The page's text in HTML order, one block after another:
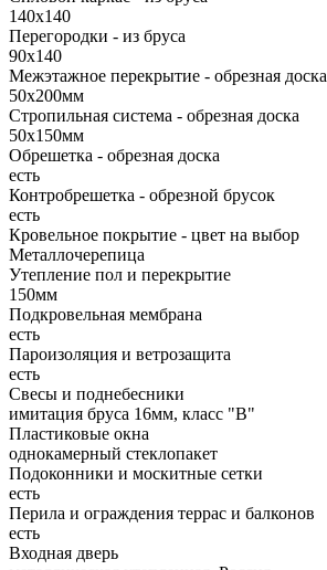
140х140
Перегородки - из бруса
90х140
Межэтажное перекрытие - обрезная доска
50х200мм
Стропильная система - обрезная доска
50х150мм
Обрешетка - обрезная доска
есть
Контробрешетка - обрезной брусок
есть
Кровельное покрытие - цвет на выбор
Металлочерепица
Утепление пол и перекрытие
150мм
Подкровельная мембрана
есть
Пароизоляция и ветрозащита
есть
Свесы и поднебесники
имитация бруса 16мм, класс "В"
Пластиковые окна
однокамерный стеклопакет
Подоконники и москитные сетки
есть
Перила и ограждения террас и балконов
есть
Входная дверь